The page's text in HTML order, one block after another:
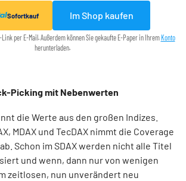
Sofortkauf Im Shop kaufen
per E-Mail. Außerdem können Sie gekaufte E-Paper in Ihrem Konto
herunterladen.
Picking mit Nebenwerten
die Werte aus den großen Indizes.
MDAX und TecDAX nimmt die Coverage
Schon im SDAX werden nicht alle Titel
und wenn, dann nur von wenigen
zeitlosen, nun unverändert neu